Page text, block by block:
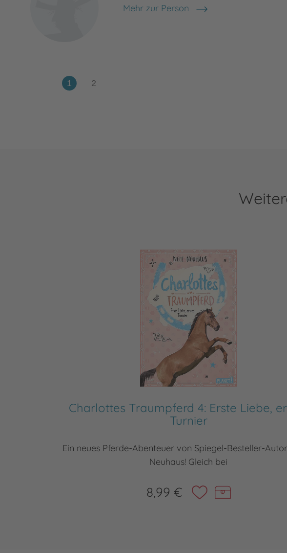
Mehr zur Person
punchdesign Johannes Wiebel
Charlottes Traumpferd 4: Erste Liebe,
Turnier
Ein neues Pferde-Abenteuer von Spiegel-Besteller-
Neuhaus! Gleich bei
8,99 €